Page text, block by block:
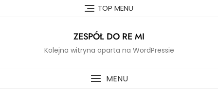
TOP MENU
ZESPÓŁ DO RE MI
Kolejna witryna oparta na WordPressie
MENU